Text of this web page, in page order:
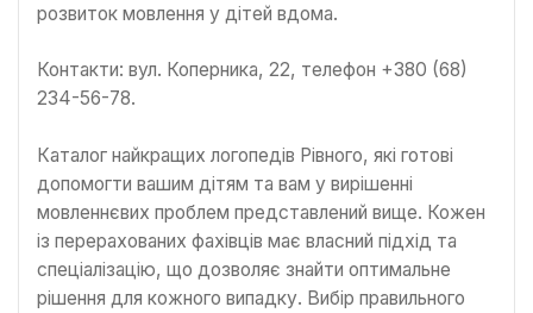
розвиток мовлення у дітей вдома.
Контакти: вул. Коперника, 22, телефон +380 (68)
234-56-78.
Каталог найкращих логопедів Рівного, які готові
допомогти вашим дітям та вам у вирішенні
мовленнєвих проблем представлений вище. Кожен
із перерахованих фахівців має власний підхід та
спеціалізацію, що дозволяє знайти оптимальне
рішення для кожного випадку. Вибір правильного